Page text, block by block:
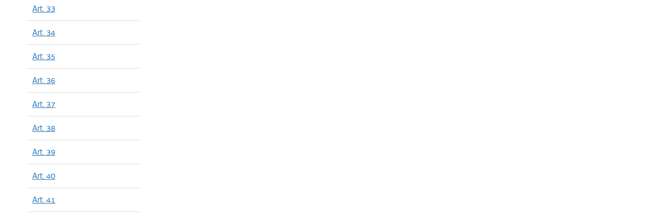
Art. 33
Art. 34
Art. 35
Art. 36
Art. 37
Art. 38
Art. 39
Art. 40
Art. 41